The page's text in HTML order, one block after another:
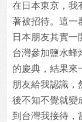
在日本東京，我
著被招待。這一
日本朋友其實
台灣參加鹽水蜂
的慶典，結果來
朋友給我認識，
後不知不覺就變
到台灣我接待，